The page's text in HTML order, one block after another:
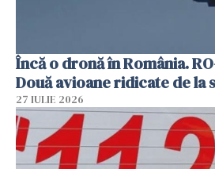
Încă o dronă în România.
Două avioane ridicate de la
27 IULIE 2026